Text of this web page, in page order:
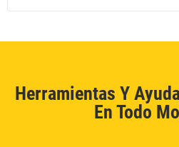
Herramientas Y
En Todo